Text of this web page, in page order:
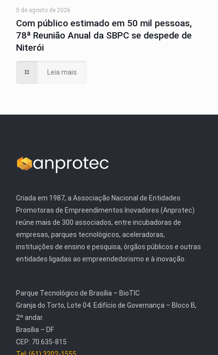
5 de agosto de 2026
Com público estimado em 50 mil pessoas,
78ª Reunião Anual da SBPC se despede de
Niterói
Leia mais
Criada em 1987, a Associação Nacional de Entidades
Promotoras de Empreendimentos Inovadores (Anprotec)
reúne mais de 300 associados, entre incubadoras de
empresas, parques tecnológicos, aceleradoras,
instituições de ensino e pesquisa, órgãos públicos e outras
entidades ligadas ao empreendedorismo e à inovação.
Parque Tecnológico de Brasília – BioTIC
Granja do Torto, Lote 04. Edifício de Governança – Bloco B,
2º andar.
Brasília – DF
CEP: 70.635-815